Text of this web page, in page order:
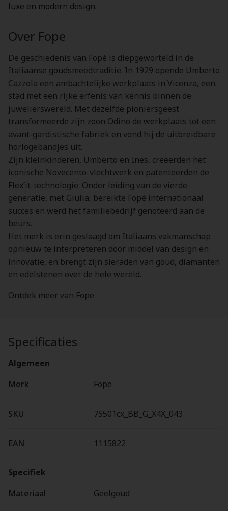
luxe en modern design.
Over Fope
De geschiedenis van Fopé is diepgeworteld in de
Italiaanse goudsmeedtraditie. In 1929 opende Umberto
Cazzola een ambachtelijke werkplaats in Vicenza, een
stad met een rijke erfenis van kennis binnen de
juwelierswereld. Met dezelfde pioniersgeest
transformeerde zijn zoon Odino de werkplaats tot een
avant-gardistische fabriek en vond hij de uitbreidbare
horlogebandjes uit.
Zijn kleinkinderen, Umberto en Ines, creëerden het
iconische Novecento-vlechtwerk en patenteerden de
Flex’it-technologie. Onder leiding van de vierde
generatie, met Giulia, bereikte Fopé internationaal
succes en werd het familiebedrijf genoteerd aan de
beurs.
Het merk is erin geslaagd om Italiaans vakmanschap
opnieuw te interpreteren door middel van design en
innovatie, en brengt zijn sieraden van goud, diamanten
en edelstenen over de hele wereld.
Ontdek meer van Fope
Specificaties
Algemeen
Merk
Fope
SKU 75501cx_BB_G_X4X_043
EAN 1115822
Specifiek
Materiaal
Geelgoud